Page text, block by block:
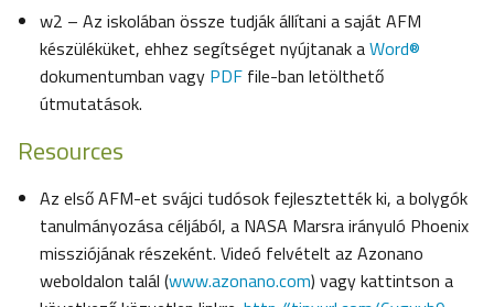
w2 – Az iskolában össze tudják állítani a saját AFM
készüléküket, ehhez segítséget nyújtanak aWord®
dokumentumban vagy PDF file-ban letölthető
útmutatások.
Resources
Az első AFM-et svájci tudósok fejlesztették ki, a bolygók
tanulmányozása céljából, a NASA Marsra irányuló Phoenix
missziójának részeként. Videó felvételt az Azonano
weboldalon talál (www.azonano.com) vagy kattintson a